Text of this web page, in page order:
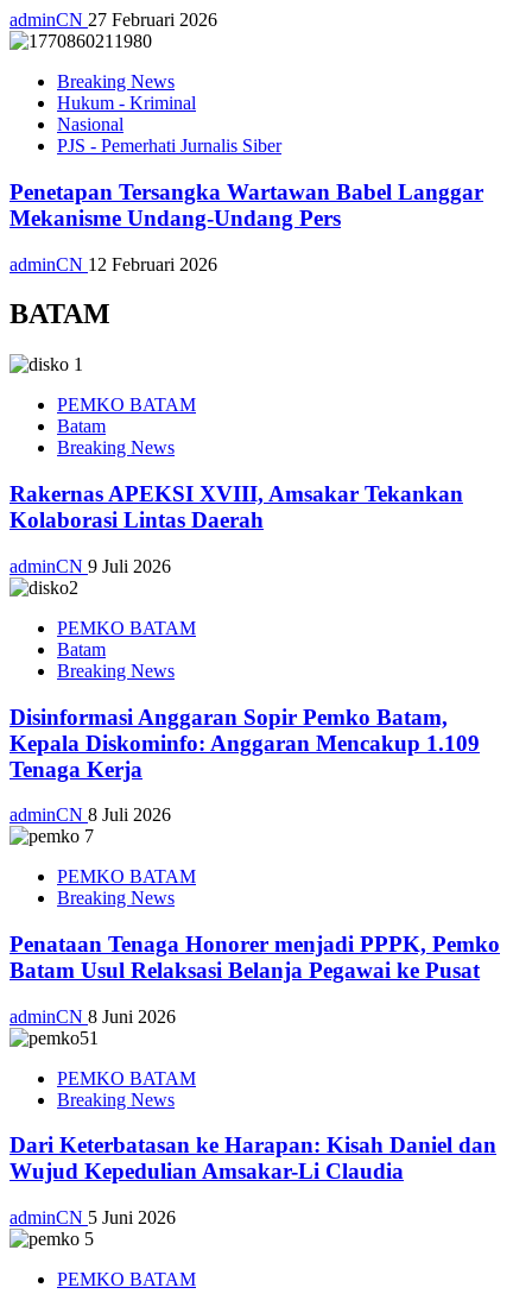
adminCN 27 Februari 2026
Breaking News
Hukum - Kriminal
Nasional
PJS - Pemerhati Jurnalis Siber
Penetapan Tersangka Wartawan Babel Langgar
Mekanisme Undang-Undang Pers
adminCN 12 Februari 2026
BATAM
PEMKO BATAM
Batam
Breaking News
Rakernas APEKSI XVIII, Amsakar Tekankan
Kolaborasi Lintas Daerah
adminCN 9 Juli 2026
PEMKO BATAM
Batam
Breaking News
Disinformasi Anggaran Sopir Pemko Batam,
Kepala Diskominfo: Anggaran Mencakup 1.109
Tenaga Kerja
adminCN 8 Juli 2026
PEMKO BATAM
Breaking News
Penataan Tenaga Honorer menjadi PPPK, Pemko
Batam Usul Relaksasi Belanja Pegawai ke Pusat
adminCN 8 Juni 2026
PEMKO BATAM
Breaking News
Dari Keterbatasan ke Harapan: Kisah Daniel dan
Wujud Kepedulian Amsakar-Li Claudia
adminCN 5 Juni 2026
PEMKO BATAM